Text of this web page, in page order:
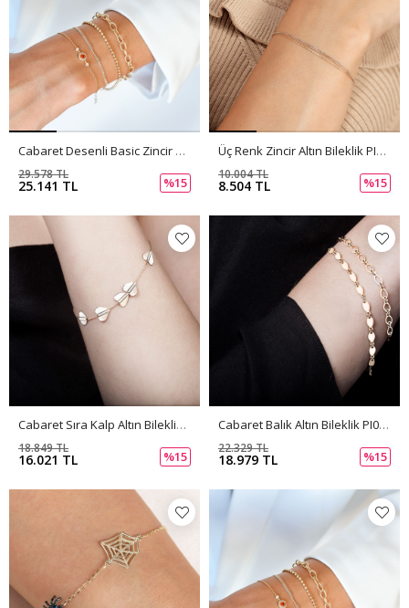
Cabaret Desenli Basic Zincir PI0141
25.141 TL
29.578 TL
%15
Üç Renk Zincir Altın Bileklik PI0139
8.504 TL
10.004 TL
%15
Cabaret Sıra Kalp Altın Bileklik PI0140
16.021 TL
18.849 TL
%15
Cabaret Balık Altın Bileklik PI0138
18.979 TL
22.329 TL
%15